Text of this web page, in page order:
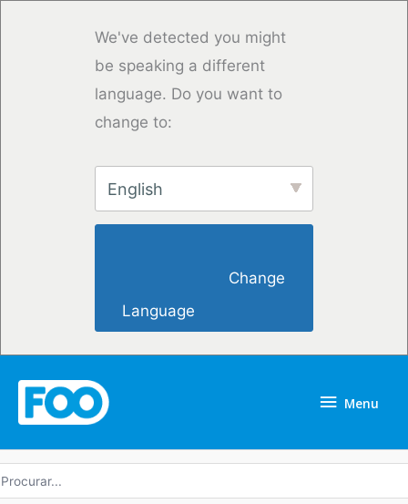
We've detected you might
be speaking a different
language. Do you want to
change to:
English
Language
Menu